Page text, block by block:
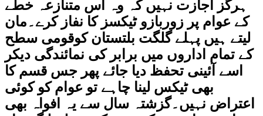
ہرگز اجازت نہیں کہ وہ اس متنازعہ خطے
کے عوام پر زوربازو ٹیکسز کا نفاز کرے۔مان
لیتے ہیں پہلے گلگت بلتستان کوقومی سطح
کے تمام اداروں میں برابر کی نمائندگی دیکر
اسے آئینی تحفظ دیا جائے پھر جس قسم کا
بھی ٹیکس لینا چاہے تو عوام کو کوئی
اعتراض نہیں۔گزشتہ سال سے یہ افواہ بھی